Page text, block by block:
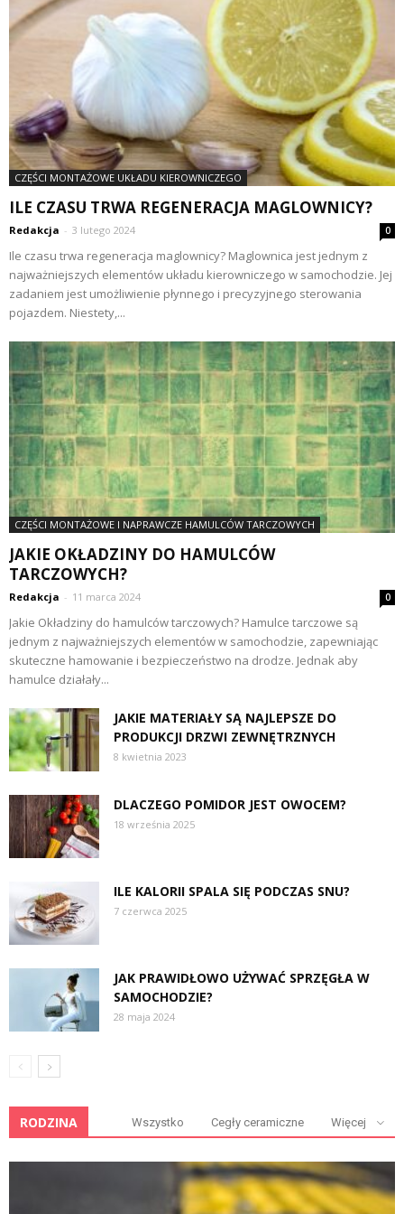
CZĘŚCI MONTAŻOWE UKŁADU KIEROWNICZEGO
ILE CZASU TRWA REGENERACJA MAGLOWNICY?
Redakcja - 3 lutego 2024 0
Ile czasu trwa regeneracja maglownicy? Maglownica jest jednym z
najważniejszych elementów układu kierowniczego w samochodzie. Jej
zadaniem jest umożliwienie płynnego i precyzyjnego sterowania
pojazdem. Niestety,...
CZĘŚCI MONTAŻOWE I NAPRAWCZE HAMULCÓW TARCZOWYCH
JAKIE OKŁADZINY DO HAMULCÓW
TARCZOWYCH?
Redakcja - 11 marca 2024 0
Jakie Okładziny do hamulców tarczowych? Hamulce tarczowe są
jednym z najważniejszych elementów w samochodzie, zapewniając
skuteczne hamowanie i bezpieczeństwo na drodze. Jednak aby
hamulce działały...
JAKIE MATERIAŁY SĄ NAJLEPSZE DO
PRODUKCJI DRZWI ZEWNĘTRZNYCH
8 kwietnia 2023
DLACZEGO POMIDOR JEST OWOCEM?
18 września 2025
ILE KALORII SPALA SIĘ PODCZAS SNU?
7 czerwca 2025
JAK PRAWIDŁOWO UŻYWAĆ SPRZĘGŁA W
SAMOCHODZIE?
28 maja 2024
RODZINA Wszystko Cegły ceramiczne Więcej